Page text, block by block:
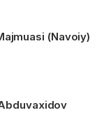
(Navoiy)